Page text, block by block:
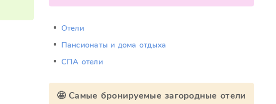
Отели
Пансионаты и дома отдыха
СПА отели
🤩 Самые бронируемые загородные отели